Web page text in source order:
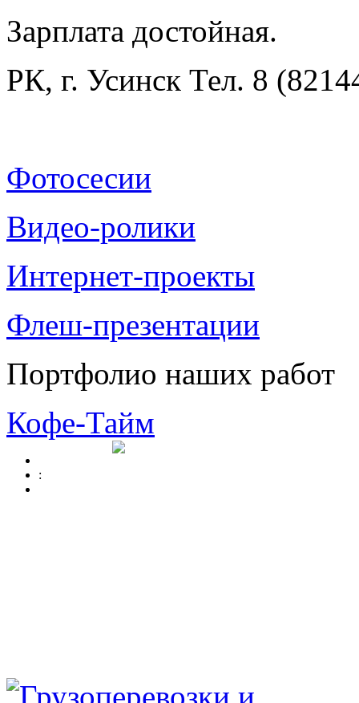
Зарплата достойная.
РК, г. Усинск Тел. 8
Фотосесии
Видео-ролики
Интернет-проекты
Флеш-презентации
Портфолио наших работ
Кофе-Тайм
: